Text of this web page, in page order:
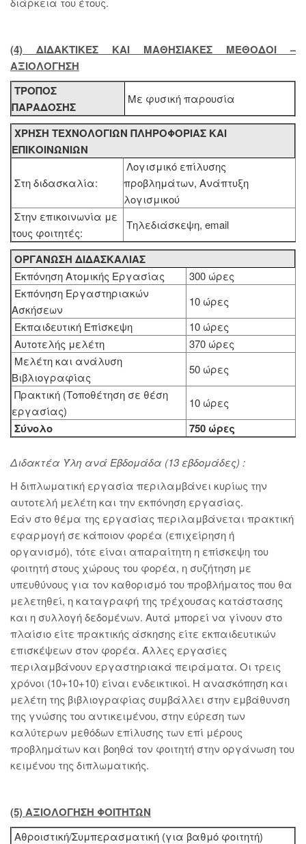
(4) ΔΙΔΑΚΤΙΚΕΣ KAI ΜΑΘΗΣΙΑΚΕΣ ΜΕΘΟΔΟΙ –
ΑΞΙΟΛΟΓΗΣΗ
ΤΡΟΠΟΣ
ΠΑΡΑΔΟΣΗΣ
Με φυσική παρουσία
ΧΡΗΣΗ ΤΕΧΝΟΛΟΓΙΩΝ ΠΛΗΡΟΦΟΡΙΑΣ ΚΑΙ
ΕΠΙΚΟΙΝΩΝΙΩΝ
Στη διδασκαλία:
Λογισμικό επίλυσης
προβλημάτων, Ανάπτυξη
λογισμικού
Στην επικοινωνία με
τους φοιτητές:
Τηλεδιάσκεψη, email
ΟΡΓΑΝΩΣΗ ΔΙΔΑΣΚΑΛΙΑΣ
Εκπόνηση Ατομικής Εργασίας
300 ώρες
Εκπόνηση Εργαστηριακών
Ασκήσεων
10 ώρες
Εκπαιδευτική Επίσκεψη
10 ώρες
Αυτοτελής μελέτη
370 ώρες
Μελέτη και ανάλυση
Βιβλιογραφίας
50 ώρες
Πρακτική (Τοποθέτηση σε θέση
εργασίας)
10 ώρες
Σύνολο 750 ώρες
Διδακτέα Ύλη ανά Εβδομάδα (13 εβδομάδες) :
Η διπλωματική εργασία περιλαμβάνει κυρίως την
αυτοτελή μελέτη και την εκπόνηση εργασίας.
Εάν στο θέμα της εργασίας περιλαμβάνεται πρακτική
εφαρμογή σε κάποιον φορέα (επιχείρηση ή
οργανισμό), τότε είναι απαραίτητη η επίσκεψη του
φοιτητή στους χώρους του φορέα, η συζήτηση με
υπευθύνους για τον καθορισμό του προβλήματος που θα
μελετηθεί, η καταγραφή της τρέχουσας κατάστασης
και η συλλογή δεδομένων. Αυτά μπορεί να γίνουν στο
πλαίσιο είτε πρακτικής άσκησης είτε εκπαιδευτικών
επισκέψεων στον φορέα. Άλλες εργασίες
περιλαμβάνουν εργαστηριακά πειράματα. Οι τρεις
χρόνοι (10+10+10) είναι ενδεικτικοί. Η ανασκόπηση και
μελέτη της βιβλιογραφίας συμβάλλει στην εμβάθυνση
της γνώσης του αντικειμένου, στην εύρεση των
καλύτερων μεθόδων επίλυσης των επί μέρους
προβλημάτων και βοηθά τον φοιτητή στην οργάνωση του
κειμένου της διπλωματικής.
(5) ΑΞΙΟΛΟΓΗΣΗ ΦΟΙΤΗΤΩΝ
Αθροιστική/Συμπερασματική (για βαθμό φοιτητή)